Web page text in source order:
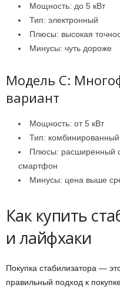
Мощность: до 5 кВт
Тип: электронный
Плюсы: высокая
Минусы: чуть дороже
Модель C:
вариант
Мощность: от 5 кВт
Тип: комбинированный
Плюсы: расширенный
смартфон
Минусы: цена выше
Как купить
и лайфхаки
Покупка стабилизатора —
правильный подход к